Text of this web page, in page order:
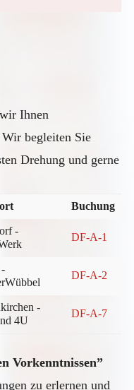
Ihnen
Wir begleiten Sie
Drehung und gerne
Buchung
-
DF-A-1
DF-A-2
-
4U
DF-A-7
Vorkenntnissen”
zu erlernen und